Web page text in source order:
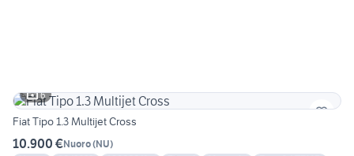
6
Fiat Tipo 1.3 Multijet Cross
10.900 €Nuoro(NU)